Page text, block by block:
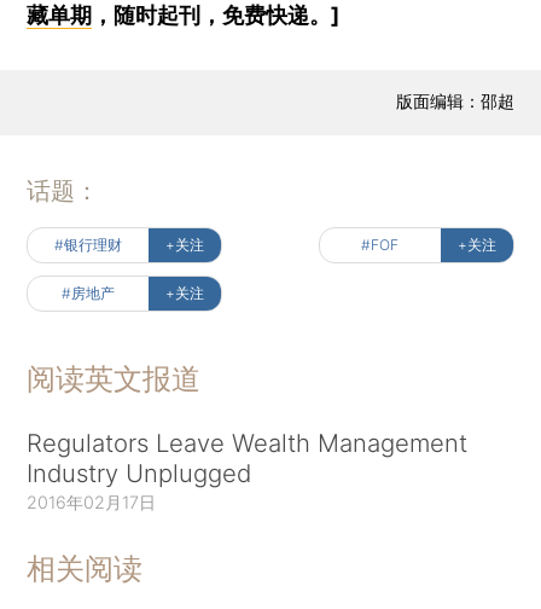
藏单期 ，随时起刊，免费快递。]
版面编辑：邵超
话题：
#银行理财 +关注 #FOF +关注
#房地产 +关注
阅读英文报道
Regulators Leave Wealth Management
Industry Unplugged
2016年02月17日
相关阅读